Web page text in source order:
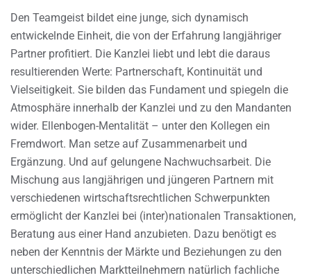
Den Teamgeist bildet eine junge, sich dynamisch
entwickelnde Einheit, die von der Erfahrung langjähriger
Partner profitiert. Die Kanzlei liebt und lebt die daraus
resultierenden Werte: Partnerschaft, Kontinuität und
Vielseitigkeit. Sie bilden das Fundament und spiegeln die
Atmosphäre innerhalb der Kanzlei und zu den Mandanten
wider. Ellenbogen-Mentalität – unter den Kollegen ein
Fremdwort. Man setze auf Zusammenarbeit und
Ergänzung. Und auf gelungene Nachwuchsarbeit. Die
Mischung aus langjährigen und jüngeren Partnern mit
verschiedenen wirtschaftsrechtlichen Schwerpunkten
ermöglicht der Kanzlei bei (inter)nationalen Transaktionen,
Beratung aus einer Hand anzubieten. Dazu benötigt es
neben der Kenntnis der Märkte und Beziehungen zu den
unterschiedlichen Marktteilnehmern natürlich fachliche